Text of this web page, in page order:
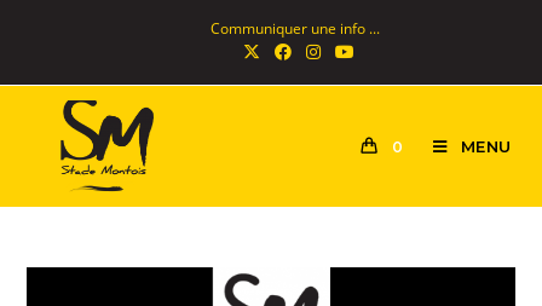
Communiquer une info ...
0 MENU